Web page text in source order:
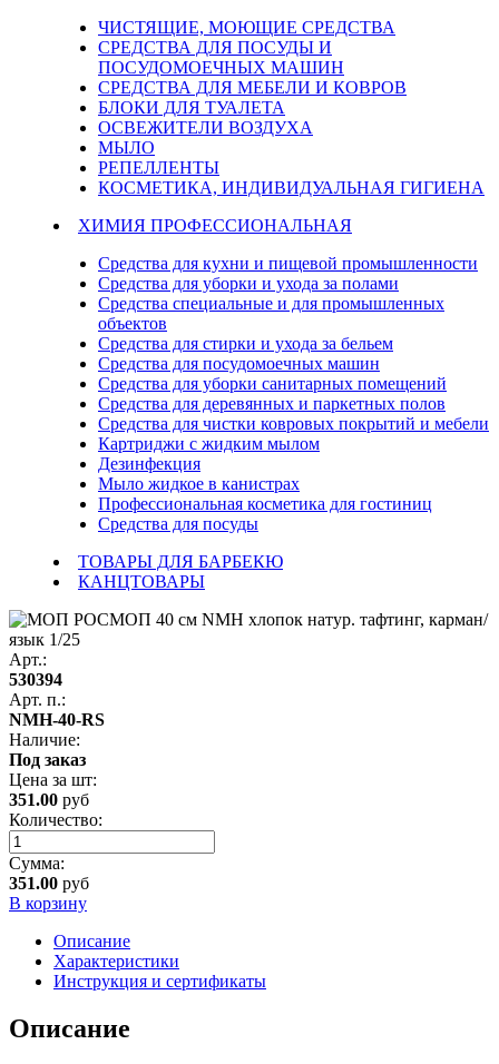
ЧИСТЯЩИЕ, МОЮЩИЕ СРЕДСТВА
СРЕДСТВА ДЛЯ ПОСУДЫ И
ПОСУДОМОЕЧНЫХ МАШИН
СРЕДСТВА ДЛЯ МЕБЕЛИ И КОВРОВ
БЛОКИ ДЛЯ ТУАЛЕТА
ОСВЕЖИТЕЛИ ВОЗДУХА
МЫЛО
РЕПЕЛЛЕНТЫ
КОСМЕТИКА, ИНДИВИДУАЛЬНАЯ ГИГИЕНА
ХИМИЯ ПРОФЕССИОНАЛЬНАЯ
Средства для кухни и пищевой промышленности
Средства для уборки и ухода за полами
Средства специальные и для промышленных
объектов
Средства для стирки и ухода за бельем
Средства для посудомоечных машин
Средства для уборки санитарных помещений
Средства для деревянных и паркетных полов
Средства для чистки ковровых покрытий и мебели
Картриджи с жидким мылом
Дезинфекция
Мыло жидкое в канистрах
Профессиональная косметика для гостиниц
Средства для посуды
ТОВАРЫ ДЛЯ БАРБЕКЮ
КАНЦТОВАРЫ
Арт.:
530394
Арт. п.:
NМH-40-RS
Наличие:
Под заказ
Цена за шт:
351.00 руб
Количество:
Сумма:
351.00 руб
В корзину
Описание
Характеристики
Инструкция и сертификаты
Описание